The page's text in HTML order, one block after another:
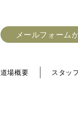
メールフォーム
道場概要 スタッ